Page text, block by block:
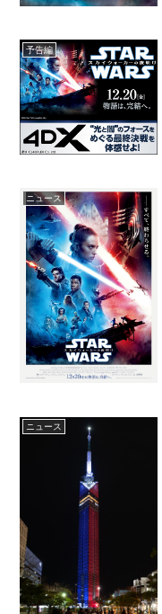
予告編
ニュース
ニュース